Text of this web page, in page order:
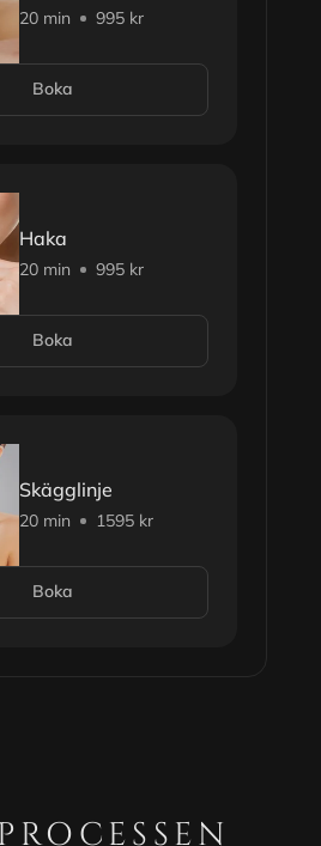
20 min 995 kr
Boka
Haka
20 min 995 kr
Boka
Skägglinje
20 min 1595 kr
Boka